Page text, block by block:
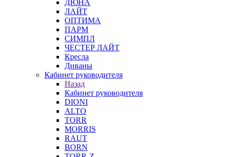
ДЮНА
ЛАЙТ
ОПТИМА
ПАРМ
СИМПЛ
ЧЕСТЕР ЛАЙТ
Кресла
Диваны
Кабинет руководителя
Назад
Кабинет руководителя
DIONI
ALTO
TORR
MORRIS
RAUT
BORN